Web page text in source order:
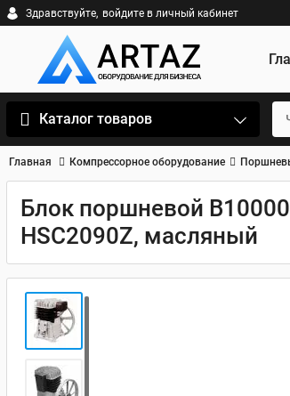
Здравствуйте, войдите в личный кабинет
Каталог товаров
Главная Компрессорное оборудование
Блок поршневой
HSC2090Z, масляный